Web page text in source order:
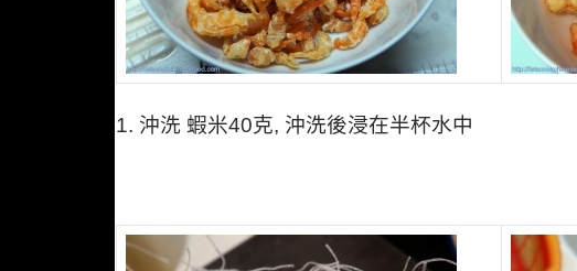
1. 沖洗 蝦米40克, 沖洗後浸在半杯水中